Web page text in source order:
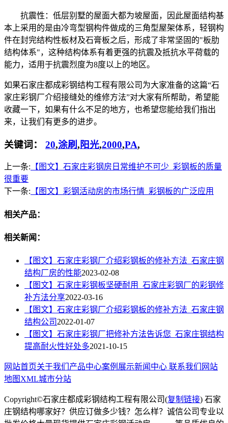
抗震性：低层别墅的屋面大都为坡屋面，因此屋面结构基
本上采用的是由冷弯型钢构件做成的三角型屋架体系，轻钢构
件在封完结构性板材及石膏板之后，形成了非常坚固的"板肋
结构体系"，这种结构体系有着更强的抗震及抵抗水平荷载的
能力，适用于抗震烈度为8度以上的地区。
如果石家庄都成彩钢结构工程有限公司为大家准备的这篇“石
家庄彩钢厂介绍接缝处的维修方法”对大家有所帮助，希望能
收藏一下，如果有什么不足的地方，也希望您能给我们指出
来，让我们有更多的进步。
关键词： 20,涂刷,阳光,2000,PA,
上一条: 【图文】石家庄彩钢房日常维护不可少_彩钢板的质量
很重要
下一条: 【图文】彩钢活动房的市场行情_彩钢板的广泛应用
相关产品：
相关新闻：
【图文】石家庄彩钢厂介绍彩钢板的修补方法_石家庄钢
结构厂房的性能2023-02-08
【图文】石家庄彩钢板坚硬耐用_石家庄彩钢厂的彩钢修
补方法分享2022-03-16
【图文】石家庄彩钢厂介绍彩钢板的修补方法_石家庄钢
结构公司 2022-01-07
【图文】石家庄彩钢厂把修补方法告诉您_石家庄钢结构
提高耐火性好处多2021-10-15
网站首页关于我们 产品中心案例展示新闻中心 联系我们 网站
地图 XML城市分站
Copyright©石家庄都成彩钢结构工程有限公司(复制链接) 石家
庄钢结构哪家好？供应订做多少钱？怎么样？诚信公司专业以